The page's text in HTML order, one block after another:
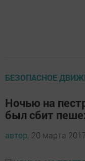
БЕЗОПАСНОЕ
Ночью на
был сбит
автор, 20 марта